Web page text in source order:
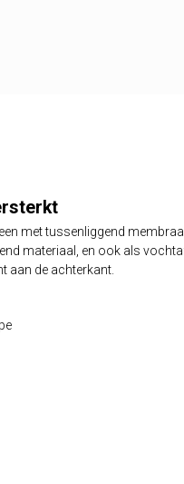
met tussenliggend
materiaal, en ook als
aan de achterkant.